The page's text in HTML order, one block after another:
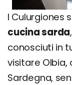
I Culurgiones
cucina sarda
conosciuti in
visitare Olbia,
Sardegna,